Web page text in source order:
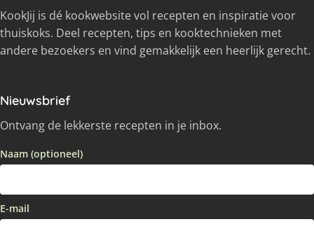
KookJij is dé kookwebsite vol recepten en inspiratie voor
thuiskoks. Deel recepten, tips en kooktechnieken met
andere bezoekers en vind gemakkelijk een heerlijk gerecht.
Nieuwsbrief
Ontvang de lekkerste recepten in je inbox.
Naam (optioneel)
E-mail